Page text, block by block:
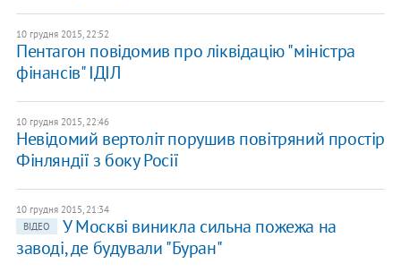
10 грудня 2015, 22:52
Пентагон повідомив про ліквідацію "міністра
фінансів" ІДІЛ
10 грудня 2015, 22:46
Невідомий вертоліт порушив повітряний простір
Фінляндії з боку Росії
10 грудня 2015, 21:34
ВІДЕО
У Москві виникла сильна пожежа на
заводі, де будували "Буран"